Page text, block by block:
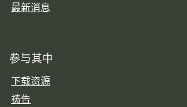
最新消息
参与其中
下载资源
祷告